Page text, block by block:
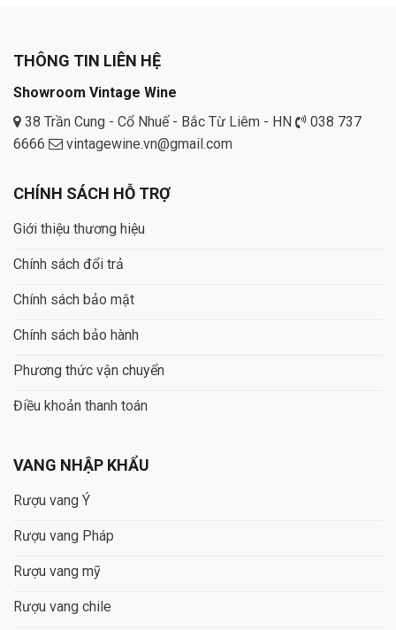
THÔNG TIN LIÊN HỆ
Showroom Vintage Wine
38 Trần Cung - Cổ Nhuế - Bắc Từ Liêm - HN
038 737
6666
vintagewine.vn@gmail.com
CHÍNH SÁCH HỖ TRỢ
Giới thiệu thương hiệu
Chính sách đổi trả
Chính sách bảo mật
Chính sách bảo hành
Phương thức vận chuyển
Điều khoản thanh toán
VANG NHẬP KHẨU
Rượu vang Ý
Rượu vang Pháp
Rượu vang mỹ
Rượu vang chile